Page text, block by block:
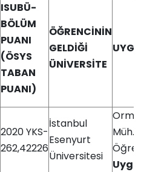
ISUBÜ-
BÖLÜM
PUANI
(ÖSYS
TABAN
PUANI)
ÖĞRENCİNİN
GELDİĞİ
ÜNİVERSİTE
2020 YKS-
262,42226
İstanbul
Esenyurt
Üniversitesi